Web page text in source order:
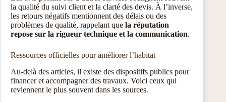
la qualité du suivi client et la clarté des devis. À l’inverse,
les retours négatifs mentionnent des délais ou des
problèmes de qualité, rappelant que la réputation
repose sur la rigueur technique et la communication.
Ressources officielles pour améliorer l’habitat
Au-delà des articles, il existe des dispositifs publics pour
financer et accompagner des travaux. Voici ceux qui
reviennent le plus souvent dans les sources.